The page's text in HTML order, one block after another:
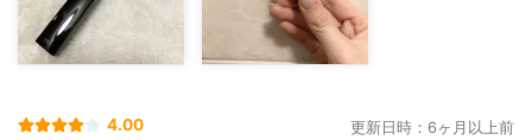
4.00 更新日時：6ヶ月以上前